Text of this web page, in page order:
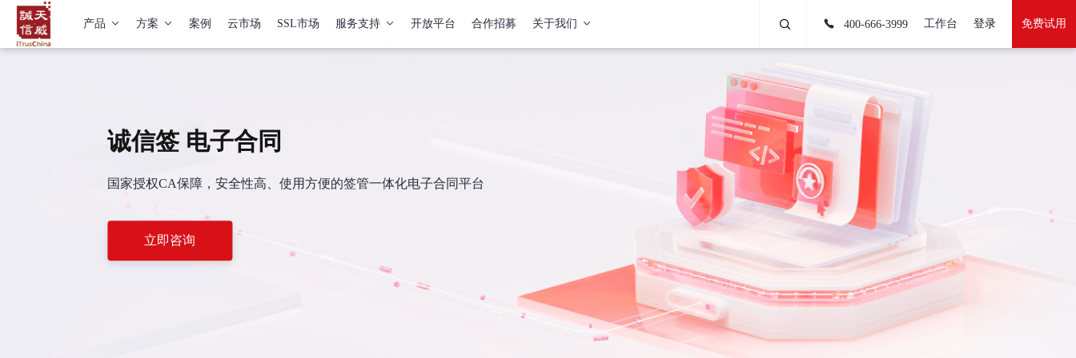
产品 方案 案例 云市场 SSL市场 服务支持 开放平台 合作招募 关于我们 400-666-3999 工作台 登录 免费试用
诚信签 电子合同
国家授权CA保障，安全性高、使用方便的签管一体化电子合同平台
立即咨询